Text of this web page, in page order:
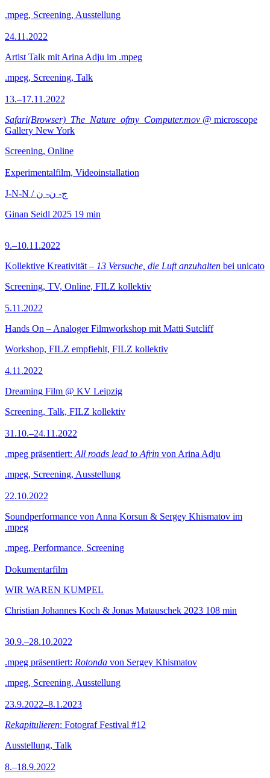
.mpeg, Screening, Ausstellung
24.11.2022
Artist Talk mit Arina Adju im .mpeg
.mpeg, Screening, Talk
13.–17.11.2022
Safari(Browser)_The_Nature_ofmy_Computer.mov @ microscope
Gallery New York
Screening, Online
Experimentalfilm, Videoinstallation
J-N-N / ج- ن- ن
Ginan Seidl 2025 19 min
9.–10.11.2022
Kollektive Kreativität – 13 Versuche, die Luft anzuhalten bei unicato
Screening, TV, Online, FILZ kollektiv
5.11.2022
Hands On – Analoger Filmworkshop mit Matti Sutcliff
Workshop, FILZ empfiehlt, FILZ kollektiv
4.11.2022
Dreaming Film @ KV Leipzig
Screening, Talk, FILZ kollektiv
31.10.–24.11.2022
.mpeg präsentiert: All roads lead to Afrin von Arina Adju
.mpeg, Screening, Ausstellung
22.10.2022
Soundperformance von Anna Korsun & Sergey Khismatov im
.mpeg
.mpeg, Performance, Screening
Dokumentarfilm
WIR WAREN KUMPEL
Christian Johannes Koch & Jonas Matauschek 2023 108 min
30.9.–28.10.2022
.mpeg präsentiert: Rotonda von Sergey Khismatov
.mpeg, Screening, Ausstellung
23.9.2022–8.1.2023
Rekapitulieren: Fotograf Festival #12
Ausstellung, Talk
8.–18.9.2022